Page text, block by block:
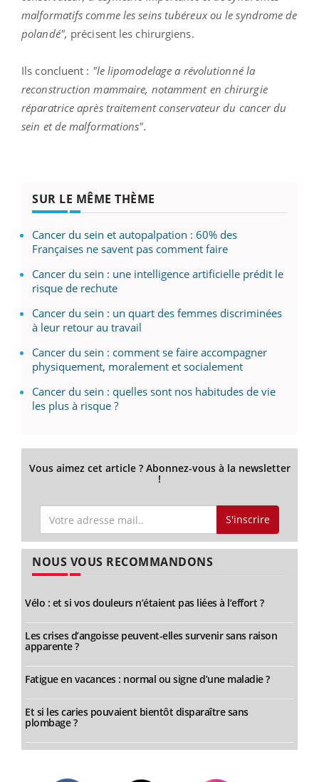
malformatifs comme les seins tubéreux ou le syndrome de
polandé", précisent les chirurgiens.
Ils concluent : "le lipomodelage a révolutionné la
reconstruction mammaire, notamment en chirurgie
réparatrice après traitement conservateur du cancer du
sein et de malformations".
SUR LE MÊME THÈME
Cancer du sein et autopalpation : 60% des
Françaises ne savent pas comment faire
Cancer du sein : une intelligence artificielle prédit le
risque de rechute
Cancer du sein : un quart des femmes discriminées
à leur retour au travail
Cancer du sein : comment se faire accompagner
physiquement, moralement et socialement
Cancer du sein : quelles sont nos habitudes de vie
les plus à risque ?
Vous aimez cet article ? Abonnez-vous à la newsletter
!
S'inscrire
NOUS VOUS RECOMMANDONS
Vélo : et si vos douleurs n’étaient pas liées à l’effort ?
Les crises d’angoisse peuvent-elles survenir sans raison
apparente ?
Fatigue en vacances : normal ou signe d’une maladie ?
Et si les caries pouvaient bientôt disparaître sans
plombage ?